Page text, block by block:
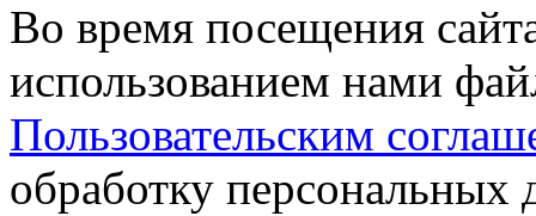
Во время посещения
использованием нами
Пользовательским
обработку персональных